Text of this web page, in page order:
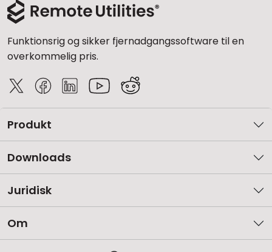
Funktionsrig og sikker fjernadgangssoftware til en
overkommelig pris.
Produkt
Downloads
Juridisk
Om